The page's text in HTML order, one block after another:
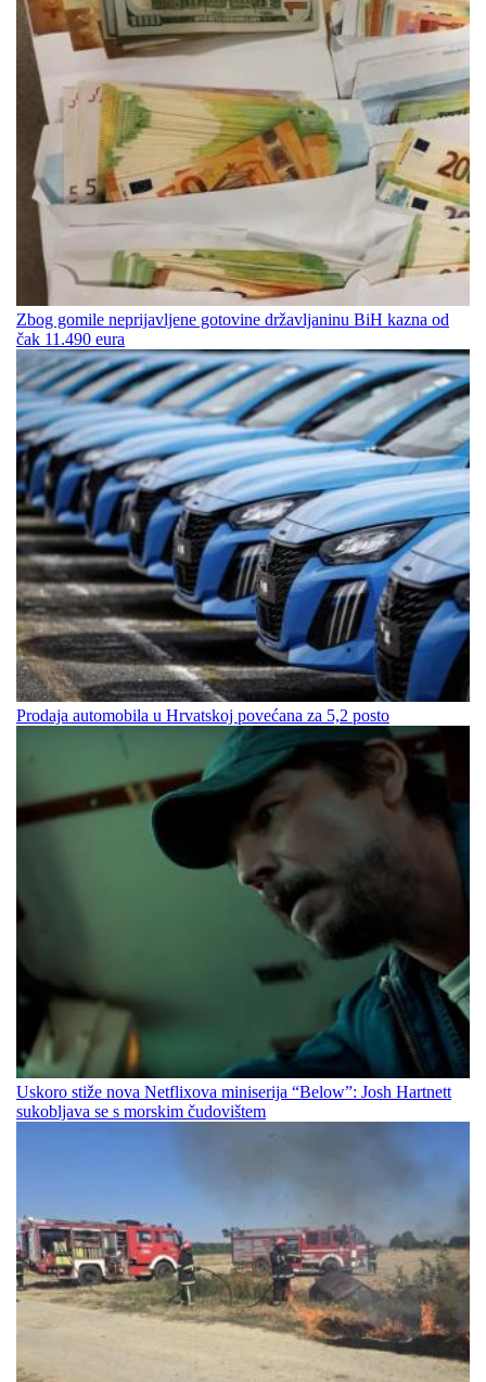
Zbog gomile neprijavljene gotovine državljaninu BiH kazna od
čak 11.490 eura
Prodaja automobila u Hrvatskoj povećana za 5,2 posto
Uskoro stiže nova Netflixova miniserija “Below”: Josh Hartnett
sukobljava se s morskim čudovištem